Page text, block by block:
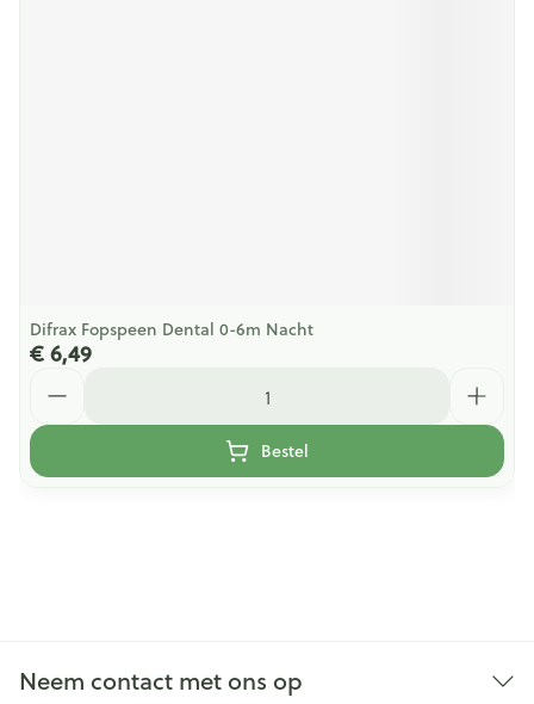
Difrax Fopspeen Dental 0-6m Nacht
€ 6,49
Bestel
Neem contact met ons op